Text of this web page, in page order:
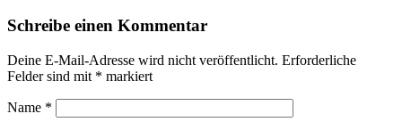
Schreibe einen Kommentar
Deine E-Mail-Adresse wird nicht veröffentlicht. Erforderliche
Felder sind mit * markiert
Name *